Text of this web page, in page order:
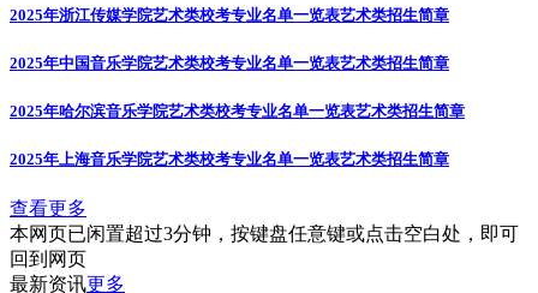
2025年浙江传媒学院艺术类校考专业名单一览表艺术类招生简章
2025年中国音乐学院艺术类校考专业名单一览表艺术类招生简章
2025年哈尔滨音乐学院艺术类校考专业名单一览表艺术类招生简章
2025年上海音乐学院艺术类校考专业名单一览表艺术类招生简章
查看更多
本网页已闲置超过3分钟，按键盘任意键或点击空白处，即可
回到网页
最新资讯更多